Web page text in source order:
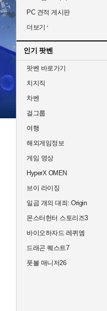
PC 견적 게시판
더보기
인기 팟벤
팟벤 바로가기
치지직
차벤
걸그룹
여행
해외게임정보
게임 영상
HyperX OMEN
브이 라이징
일곱 개의 대죄: Origin
몬스터헌터 스토리즈3
바이오하자드 레퀴엠
드래곤 퀘스트7
풋볼 매니저26